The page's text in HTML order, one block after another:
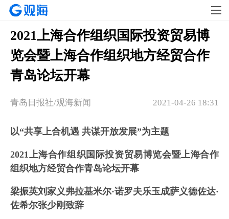
2021上海合作组织国际投资贸易博
览会暨上海合作组织地方经贸合作
青岛论坛开幕
2021-04-26 18:31
青岛日报社/观海新闻
以“共享上合机遇 共谋开放发展”为主题
2021上海合作组织国际投资贸易博览会暨上海合作
组织地方经贸合作青岛论坛开幕
梁振英刘家义弗拉基米尔·诺罗夫乐玉成萨义德佐达·
佐希尔张少刚致辞